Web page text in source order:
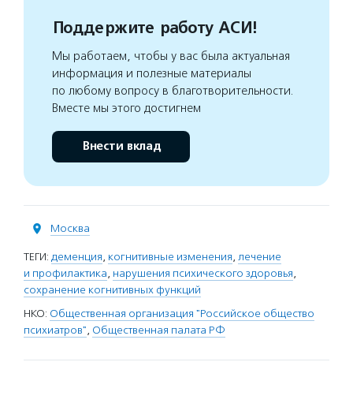
Поддержите работу АСИ!
Мы работаем, чтобы у вас была актуальная
информация и полезные материалы
по любому вопросу в благотворительности.
Вместе мы этого достигнем
Внести вклад
Москва
ТЕГИ: деменция, когнитивные изменения, лечение
и профилактика, нарушения психического здоровья,
сохранение когнитивных функций
НКО: Общественная организация "Российское общество
психиатров", Общественная палата РФ